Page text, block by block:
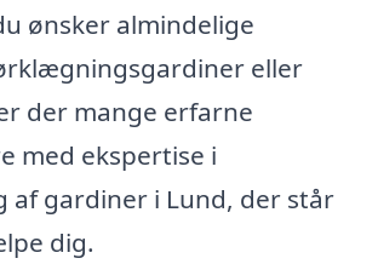
ønsker almindelige
eller
der mange erfarne
med ekspertise i
gardiner i Lund, der står
dig.